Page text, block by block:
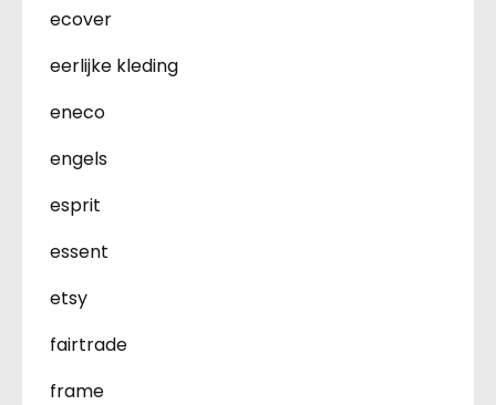
ecover
eerlijke kleding
eneco
engels
esprit
essent
etsy
fairtrade
frame